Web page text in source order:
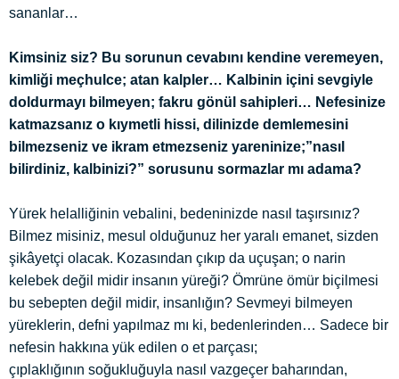
sananlar…
Kimsiniz siz? Bu sorunun cevabını kendine veremeyen,
kimliği meçhulce; atan kalpler… Kalbinin içini sevgiyle
doldurmayı bilmeyen; fakru gönül sahipleri… Nefesinize
katmazsanız o kıymetli hissi, dilinizde demlemesini
bilmezseniz ve ikram etmezseniz yareninize;”nasıl
bilirdiniz, kalbinizi?” sorusunu sormazlar mı adama?
Yürek helalliğinin vebalini, bedeninizde nasıl taşırsınız?
Bilmez misiniz, mesul olduğunuz her yaralı emanet, sizden
şikâyetçi olacak. Kozasından çıkıp da uçuşan; o narin
kelebek değil midir insanın yüreği? Ömrüne ömür biçilmesi
bu sebepten değil midir, insanlığın? Sevmeyi bilmeyen
yüreklerin, defni yapılmaz mı ki, bedenlerinden… Sadece bir
nefesin hakkına yük edilen o et parçası;
çıplaklığının soğukluğuyla nasıl vazgeçer baharından,